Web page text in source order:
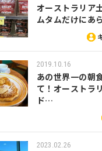
オーストラリア
ムタムだけにあ
2019.10.16
あの世界一の朝
て！オーストラ
ド…
2023.02.26